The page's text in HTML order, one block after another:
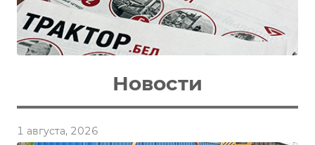
Новости
1 августа, 2026